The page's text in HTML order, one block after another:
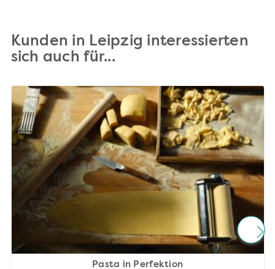
Kunden in Leipzig interessierten
sich auch für...
Pasta in Perfektion